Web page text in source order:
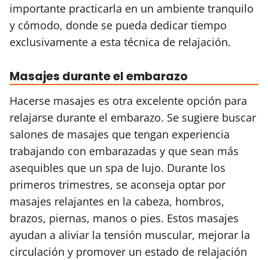
importante practicarla en un ambiente tranquilo
y cómodo, donde se pueda dedicar tiempo
exclusivamente a esta técnica de relajación.
Masajes durante el embarazo
Hacerse masajes es otra excelente opción para
relajarse durante el embarazo. Se sugiere buscar
salones de masajes que tengan experiencia
trabajando con embarazadas y que sean más
asequibles que un spa de lujo. Durante los
primeros trimestres, se aconseja optar por
masajes relajantes en la cabeza, hombros,
brazos, piernas, manos o pies. Estos masajes
ayudan a aliviar la tensión muscular, mejorar la
circulación y promover un estado de relajación